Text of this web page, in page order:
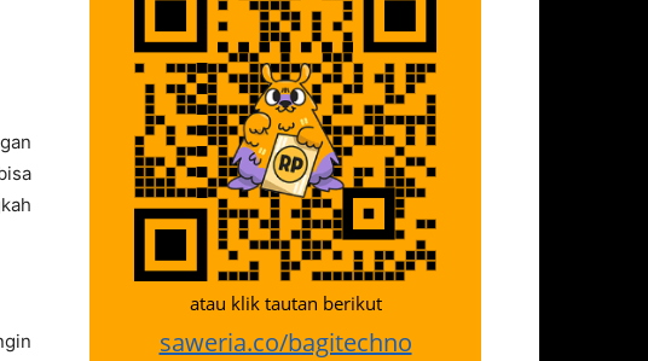
atau klik tautan berikut
saweria.co/bagitechno